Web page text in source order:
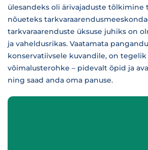
ülesandeks oli ärivajaduste tõlkimine
nõueteks
tarkvaraarenduste üksuse juhiks on
ja vaheldusrikas. Vaatamata
konservatiivsele kuvandile, on
võimalusterohke – pidevalt õpid ja
ning saad anda oma panuse.